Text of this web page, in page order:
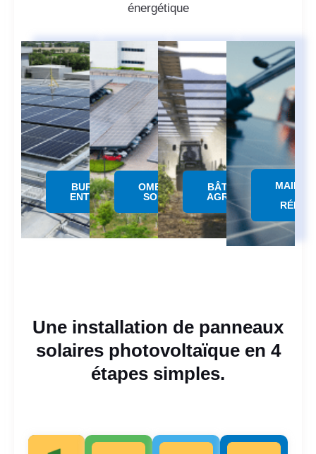
énergétique
BUREAUX &
ENTREPÔTS
OMBRIERE
SOLAIRE
BÂTIMENTS
AGRICOLES
Une installation de panneaux
solaires photovoltaïque en 4
étapes simples.